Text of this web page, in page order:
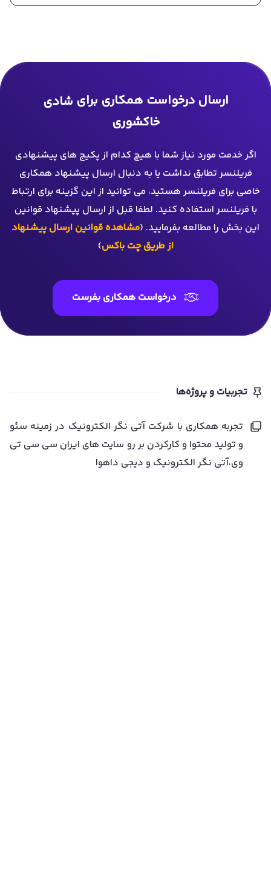
ارسال درخواست همکاری برای شادی
خاکشوری
اگر خدمت مورد نیاز شما با هیچ کدام از پکیج های پیشنهادی
فریلنسر تطابق نداشت یا به دنبال ارسال پیشنهاد همکاری
خاصی برای فریلنسر هستید، می توانید از این گزینه برای ارتباط
با فریلنسر استفاده کنید. لطفا قبل از ارسال پیشنهاد قوانین
این بخش را مطالعه بفرمایید. (مشاهده قوانین ارسال پیشنهاد
از طریق چت باکس)
درخواست همکاری بفرست
تجربیات و پروژه‌ها
تجربه همکاری با شرکت آتی نگر الکترونیک در زمینه سئو
و تولید محتوا و کارکردن بر رو سایت های ایران سی سی تی
وی،آتی نگر الکترونیک و دیجی داهوا